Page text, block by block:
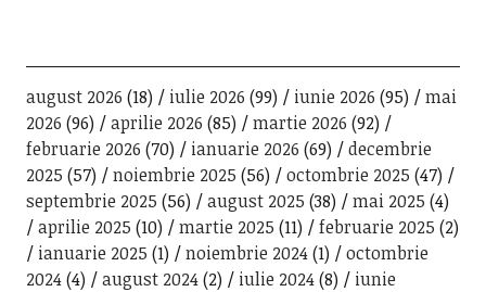
august 2026 (18) iulie 2026 (99) iunie 2026 (95)
mai
2026 (96) aprilie 2026 (85) martie 2026 (92)
februarie 2026 (70) ianuarie 2026 (69)
decembrie
2025 (57) noiembrie 2025 (56) octombrie 2025 (47)
septembrie 2025 (56) august 2025 (38) mai 2025 (4)
aprilie 2025 (10) martie 2025 (11) februarie 2025 (2)
ianuarie 2025 (1) noiembrie 2024(1)
octombrie
2024(4) august 2024(2) iulie 2024(8)
iunie